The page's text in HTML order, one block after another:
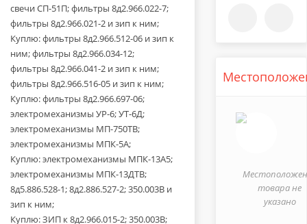
свечи СП-51П; фильтры 8д2.966.022-7;
фильтры 8д2.966.021-2 и зип к ним;
Куплю: фильтры 8д2.966.512-06 и зип к
ним; фильтры 8д2.966.034-12;
фильтры 8д2.966.041-2 и зип к ним;
фильтры 8д2.966.516-05 и зип к ним;
Куплю: фильтры 8д2.966.697-06;
электромеханизмы УР-6; УТ-6Д;
электромеханизмы МП-750ТВ;
электромеханизмы МПК-5А;
Куплю: электромеханизмы МПК-13А5;
электромеханизмы МПК-13ДТВ;
8д5.886.528-1; 8д2.886.527-2; 350.003В и
зип к ним;
Куплю: ЗИП к 8д2.966.015-2; 350.003В;
товара не
указано